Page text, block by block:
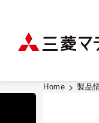
Home 製品